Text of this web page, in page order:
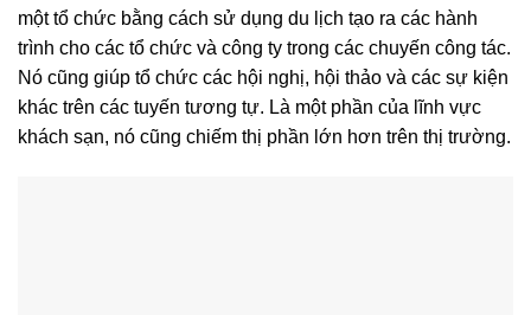
một tổ chức bằng cách sử dụng du lịch tạo ra các hành
trình cho các tổ chức và công ty trong các chuyến công tác.
Nó cũng giúp tổ chức các hội nghị, hội thảo và các sự kiện
khác trên các tuyến tương tự. Là một phần của lĩnh vực
khách sạn, nó cũng chiếm thị phần lớn hơn trên thị trường.